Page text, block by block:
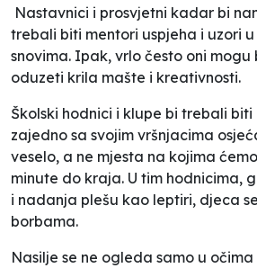
Nastavnici i prosvjetni kadar bi
trebali biti mentori uspjeha i uzori
snovima. Ipak, vrlo često oni
oduzeti krila mašte i kreativnosti.
Školski hodnici i klupe bi trebali
zajedno sa svojim vršnjacima
veselo, a ne mjesta na kojima
minute do kraja. U tim hodnicima,
i nadanja plešu kao leptiri, djeca
borbama.
Nasilje se ne ogleda samo u